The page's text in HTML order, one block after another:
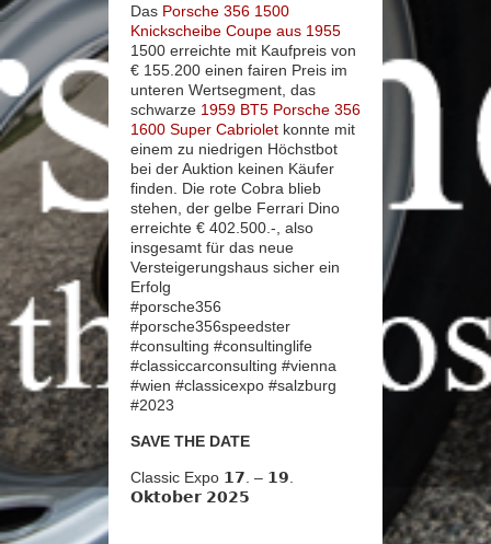
Das Porsche 356 1500
Knickscheibe Coupe aus 1955
1500 erreichte mit Kaufpreis von
€ 155.200 einen fairen Preis im
unteren Wertsegment, das
schwarze 1959 BT5 Porsche 356
1600 Super Cabriolet konnte mit
einem zu niedrigen Höchstbot
bei der Auktion keinen Käufer
finden. Die rote Cobra blieb
stehen, der gelbe Ferrari Dino
erreichte € 402.500.-, also
insgesamt für das neue
Versteigerungshaus sicher ein
Erfolg
#porsche356
#porsche356speedster
#consulting #consultinglife
#classiccarconsulting #vienna
#wien #classicexpo #salzburg
#2023
SAVE THE DATE
Classic Expo 𝟭𝟳. – 𝟭𝟵.
𝗢𝗸𝘁𝗼𝗯𝗲𝗿 𝟮𝟬𝟮𝟱